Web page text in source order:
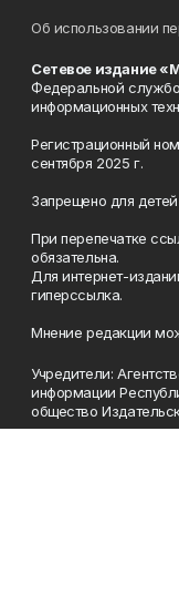
Об использовании
Сетевое издание
Федеральной
информационных
Регистрационный
сентября 2025 г.
Запрещено для
При перепечатке
обязательна.
Для интернет-
гиперссылка.
Мнение редакции
Учредители:
информации
общество